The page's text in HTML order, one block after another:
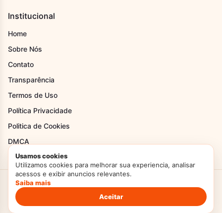
Institucional
Home
Sobre Nós
Contato
Transparência
Termos de Uso
Política Privacidade
Politica de Cookies
DMCA
Criado com Amor
Politica de PrivacidadeTermos de Uso
Usamos cookies
Utilizamos cookies para melhorar sua experiencia, analisar
acessos e exibir anuncios relevantes.
Saiba mais
Aceitar